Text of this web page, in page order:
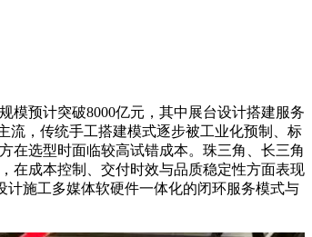
预计突破8000亿元，其中展台设计搭建服务
流，传统手工搭建模式逐步被工业化预制、标
在选型时面临较高试错成本。珠三角、长三角
在成本控制、交付时效与品质稳定性方面表现
施工多媒体软硬件一体化的闭环服务模式与